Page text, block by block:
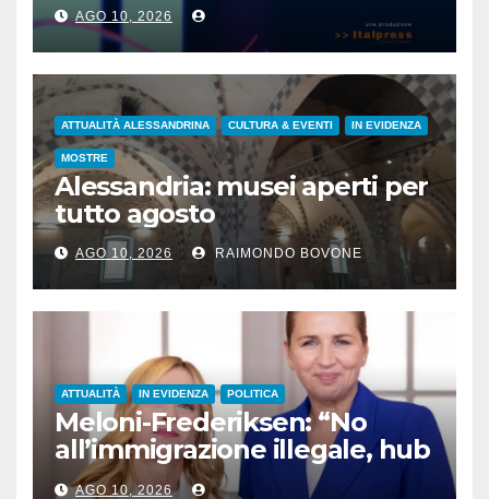
AGO 10, 2026
ATTUALITÀ ALESSANDRINA CULTURA & EVENTI IN EVIDENZA
MOSTRE
Alessandria: musei aperti per
tutto agosto
AGO 10, 2026 RAIMONDO BOVONE
ATTUALITÀ IN EVIDENZA POLITICA
Meloni-Frederiksen: “No
all’immigrazione illegale, hub
di rimpatrio in Paesi terzi”
AGO 10, 2026